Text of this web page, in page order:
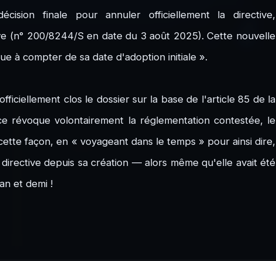
finale pour annuler officiellement la directive,
(n° 200/8244/S en date du 3 août 2025). Cette nouvelle
à compter de sa date d'adoption initiale ».
clos le dossier sur la base de l'article 85 de la
révoque volontairement la réglementation contestée, le
façon, en « voyageant dans le temps » pour ainsi dire,
depuis sa création — alors même qu'elle avait été
et demi !